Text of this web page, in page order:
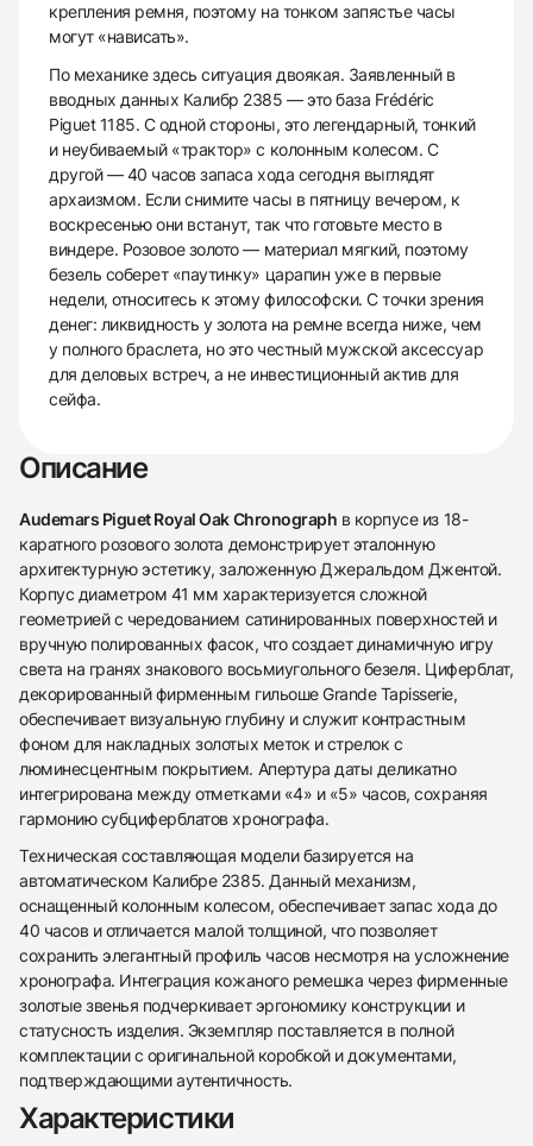
438
285
145
142
205
204
195
150
6
крепления ремня, поэтому на тонком запястье часы
могут «нависать».
По механике здесь ситуация двоякая. Заявленный в
вводных данных Калибр 2385 — это база Frédéric
Piguet 1185. С одной стороны, это легендарный, тонкий
и неубиваемый «трактор» с колонным колесом. С
другой — 40 часов запаса хода сегодня выглядят
архаизмом. Если снимите часы в пятницу вечером, к
воскресенью они встанут, так что готовьте место в
виндере. Розовое золото — материал мягкий, поэтому
безель соберет «паутинку» царапин уже в первые
недели, относитесь к этому философски. С точки зрения
денег: ликвидность у золота на ремне всегда ниже, чем
у полного браслета, но это честный мужской аксессуар
для деловых встреч, а не инвестиционный актив для
сейфа.
Описание
Audemars Piguet Royal Oak Chronograph в корпусе из 18-
каратного розового золота демонстрирует эталонную
архитектурную эстетику, заложенную Джеральдом Джентой.
Корпус диаметром 41 мм характеризуется сложной
геометрией с чередованием сатинированных поверхностей и
вручную полированных фасок, что создает динамичную игру
света на гранях знакового восьмиугольного безеля. Циферблат,
декорированный фирменным гильоше Grande Tapisserie,
обеспечивает визуальную глубину и служит контрастным
фоном для накладных золотых меток и стрелок с
люминесцентным покрытием. Апертура даты деликатно
интегрирована между отметками «4» и «5» часов, сохраняя
гармонию субциферблатов хронографа.
Техническая составляющая модели базируется на
автоматическом Калибре 2385. Данный механизм,
оснащенный колонным колесом, обеспечивает запас хода до
40 часов и отличается малой толщиной, что позволяет
сохранить элегантный профиль часов несмотря на усложнение
хронографа. Интеграция кожаного ремешка через фирменные
золотые звенья подчеркивает эргономику конструкции и
статусность изделия. Экземпляр поставляется в полной
комплектации с оригинальной коробкой и документами,
подтверждающими аутентичность.
Характеристики